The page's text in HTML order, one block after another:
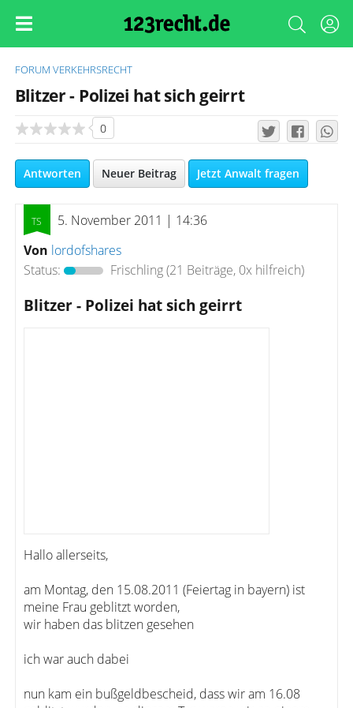
FORUM VERKEHRSRECHT
Blitzer - Polizei hat sich geirrt
0
Antworten Neuer Beitrag Jetzt Anwalt fragen
5. November 2011 | 14:36
Von lordofshares
Status:
Frischling(21 Beiträge, 0x hilfreich)
Blitzer - Polizei hat sich geirrt
Hallo allerseits,
am Montag, den 15.08.2011 (Feiertag in bayern) ist
meine Frau geblitzt worden,
wir haben das blitzen gesehen
ich war auch dabei
nun kam ein bußgeldbescheid, dass wir am 16.08